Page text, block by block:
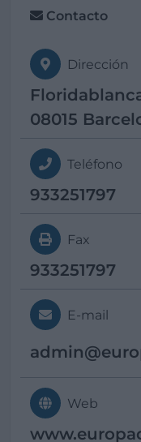
Contacto
Dirección
08015
Teléfono
933251797
Fax
933251797
E-mail
admin@
Web